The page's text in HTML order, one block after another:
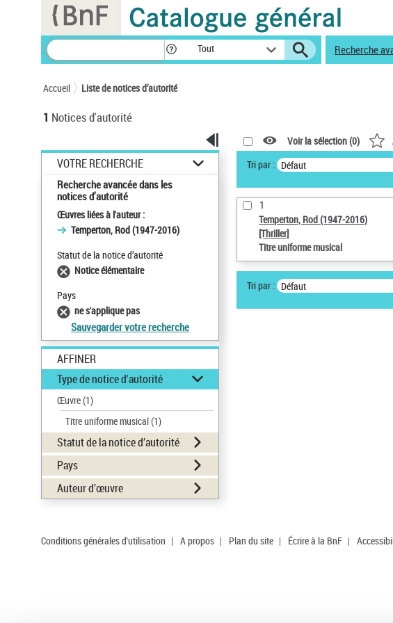
Tout Recherche
Accueil Liste de notices d’autorité
1 Notices d'autorité
VOTRE RECHERCHE
Recherche avancée dans les
notices d’autorité
Œuvres liées à l'auteur :
Temperton, Rod (1947-2016)
Statut de la notice d’autorité
Notice élémentaire
Pays
ne s'applique pas
Sauvegarder votre recherche
AFFINER
Type de notice d'autorité
Œuvre(1)
Titre uniforme musical(1)
Statut de la notice d’autorité
Pays
Auteur d’œuvre
Voir la sélection (0)
Tri par : Défaut
1
Temperton, Rod (1947-2016)
[Thriller]
Titre uniforme musical
Tri par : Défaut
Conditions générales d'utilisation | A propos | Plan du site | Écrire à la BnF |
Panneau de gestion des cookies